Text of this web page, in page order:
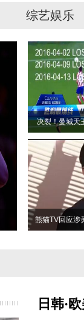
综艺娱乐
决裂！曼城天
熊猫TV回应涉
日韩·